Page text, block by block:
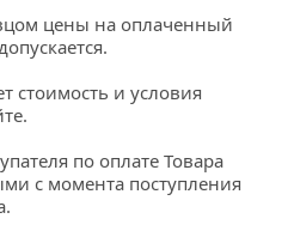
цены на оплаченный
стоимость и условия
по оплате Товара
с момента поступления